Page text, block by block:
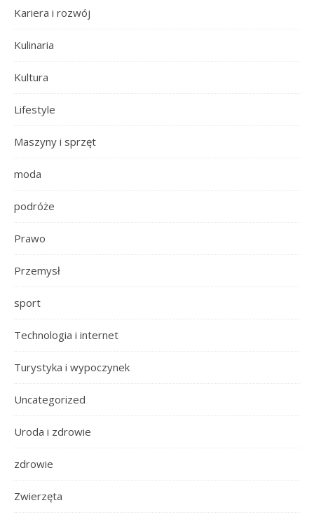
Kariera i rozwój
Kulinaria
Kultura
Lifestyle
Maszyny i sprzęt
moda
podróże
Prawo
Przemysł
sport
Technologia i internet
Turystyka i wypoczynek
Uncategorized
Uroda i zdrowie
zdrowie
Zwierzęta